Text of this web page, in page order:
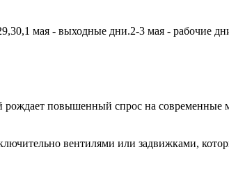
мая - выходные дни.2-3 мая - рабочие
повышенный спрос на
вентилями или задвижками,